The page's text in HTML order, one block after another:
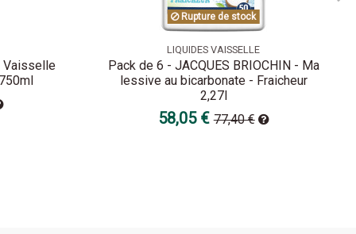
Vaisselle
Rupture de stock
LIQUIDES VAISSELLE
Pack de 6 - JACQUES BRIOCHIN - Ma
lessive au bicarbonate - Fraicheur
2,27l
58,05 €77,40 €